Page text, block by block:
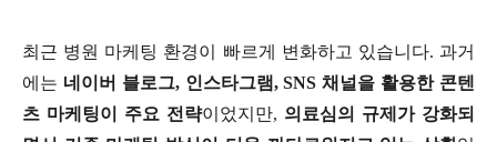
최근 병원 마케팅 환경이 빠르게 변화하고 있습니다. 과거
에는 네이버 블로그, 인스타그램, SNS채널을 활용한 콘텐
츠 마케팅이 주요 전략이었지만, 의료심의 규제가 강화되